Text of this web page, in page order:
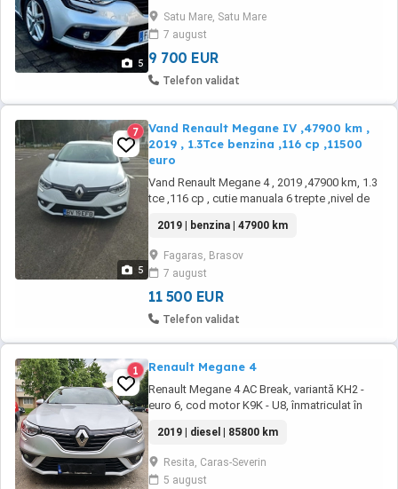
5
CarPlay + Android auto - rulează aplicațiile din
telefon - WAZE , Google Maps , whatsapp ,
etc Asistenta schimbare faza lunga ...
Satu Mare, Satu Mare
7 august
9 700 EUR
Telefon validat
5
7
Vand Renault Megane IV ,47900 km ,
2019 , 1.3Tce benzina ,116 cp ,11500
euro
Vand Renault Megane 4 , 2019 ,47900 km, 1.3
tce ,116 cp , cutie manuala 6 trepte ,nivel de
o stare impecabila , a fost folosita doar ca
masina de familie ! Dotari - bluetooth , radio ,
port USB sistem audio , aer conditionat ,
tapiterie stofa , cotiera ...
2019 | benzina | 47900 km
Fagaras, Brasov
7 august
11 500 EUR
Telefon validat
1 Renault Megane 4
Renault Megane 4 AC Break, variantă KH2 -
euro 6, cod motor K9K - U8, înmatriculat în
față, filtru de particule, cu aditiv AdBlue,
carburant=motorină, - 5 uși pentru acces facil
- Culoare: gri - An fabricație: 2019 - Stare:
utilizat
2019 | diesel | 85800 km
Resita, Caras-Severin
5 august